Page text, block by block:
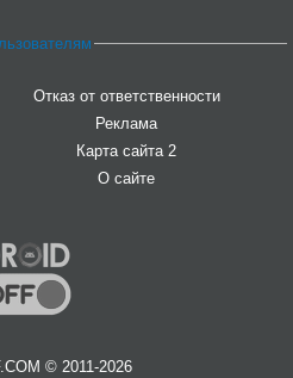
Отказ от ответственности
Реклама
Карта сайта 2
О сайте
© 2011-2026